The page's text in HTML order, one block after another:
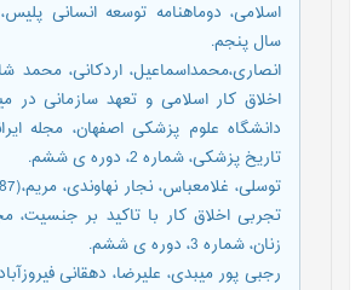
سال پنجم.
اخلاق کار اسلامی و تعهد سازمانی در
دانشگاه علوم پزشکی اصفهان، مجله
تاریخ پزشکی، شماره 2، دوره ی ششم.
تجربی اخلاق کار با تاکید بر جنسیت،
زنان، شماره 3، دوره ی ششم.
رجبی پور میبدی، علیرضا، دهقانی